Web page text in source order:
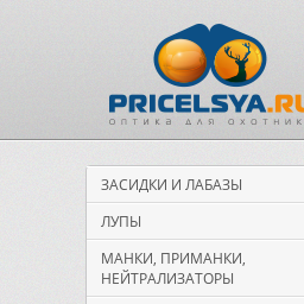
ЗАСИДКИ И ЛАБАЗЫ
ЛУПЫ
МАНКИ, ПРИМАНКИ,
НЕЙТРАЛИЗАТОРЫ